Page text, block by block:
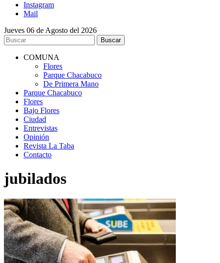
Instagram
Mail
Jueves 06 de Agosto del 2026
COMUNA
Flores
Parque Chacabuco
De Primera Mano
Parque Chacabuco
Flores
Bajo Flores
Ciudad
Entrevistas
Opinión
Revista La Taba
Contacto
jubilados